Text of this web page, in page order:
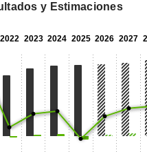
y Estimaciones